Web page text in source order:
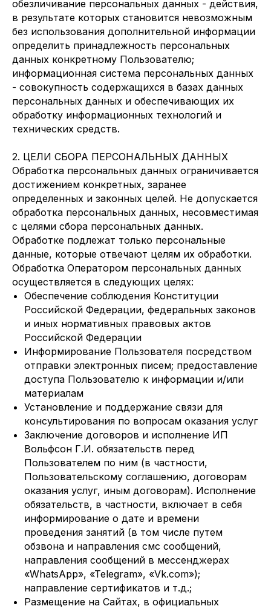
обезличивание персональных данных - действия,
в результате которых становится невозможным
без использования дополнительной информации
определить принадлежность персональных
данных конкретному Пользователю;
информационная система персональных данных
- совокупность содержащихся в базах данных
персональных данных и обеспечивающих их
обработку информационных технологий и
технических средств.
2. ЦЕЛИ СБОРА ПЕРСОНАЛЬНЫХ ДАННЫХ
Обработка персональных данных ограничивается
достижением конкретных, заранее
определенных и законных целей. Не допускается
обработка персональных данных, несовместимая
с целями сбора персональных данных.
Обработке подлежат только персональные
данные, которые отвечают целям их обработки.
Обработка Оператором персональных данных
осуществляется в следующих целях:
Обеспечение соблюдения Конституции
Российской Федерации, федеральных законов
и иных нормативных правовых актов
Российской Федерации
Информирование Пользователя посредством
отправки электронных писем; предоставление
доступа Пользователю к информации и/или
материалам
Установление и поддержание связи для
консультирования по вопросам оказания услуг
Заключение договоров и исполнение ИП
Вольфсон Г.И. обязательств перед
Пользователем по ним (в частности,
Пользовательскому соглашению, договорам
оказания услуг, иным договорам). Исполнение
обязательств, в частности, включает в себя
информирование о дате и времени
проведения занятий (в том числе путем
обзвона и направления смс сообщений,
направления сообщений в мессенджерах
«WhatsApp», «Telegram», «Vk.com»);
направление сертификатов и т.д.;
Размещение на Сайтах, в официальных